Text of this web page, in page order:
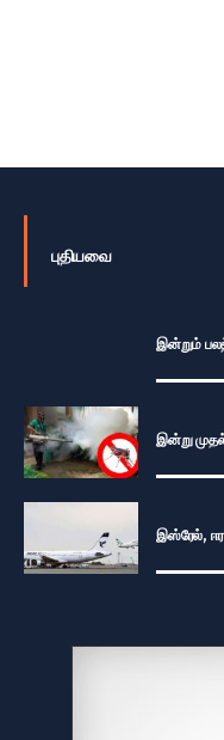
புதியவை
இன்றும்
இன்று
இஸ்ரேல்,